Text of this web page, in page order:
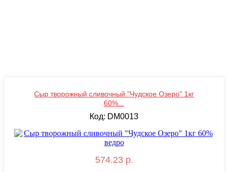
Сыр творожный сливочный "Чудское Озеро" 1кг
60%...
Код: DM0013
574.23 р.